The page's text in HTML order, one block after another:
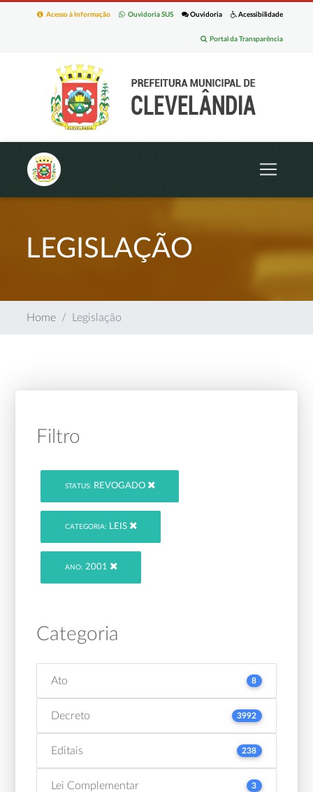
Acessibilidade
Ouvidoria
Ouvidoria SUS
Acesso à Informação
Portal da Transparência
LEGISLAÇÃO
Home Legislação
Filtro
STATUS: REVOGADO
CATEGORIA: LEIS
ANO: 2001
Categoria
Ato 8
Decreto 3992
Editais 238
Lei Complementar 3